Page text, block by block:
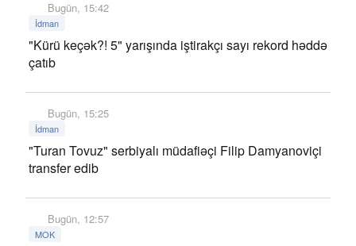
Bugün, 15:42
İdman
"Kürü keçək?! 5" yarışında iştirakçı sayı rekord həddə
çatıb
Bugün, 15:25
İdman
"Turan Tovuz" serbiyalı müdafiəçi Filip Damyanoviçi
transfer edib
Bugün, 12:57
MOK